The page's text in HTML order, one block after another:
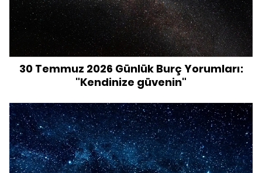
30 Temmuz 2026 Günlük Burç Yorumları:
"Kendinize güvenin"